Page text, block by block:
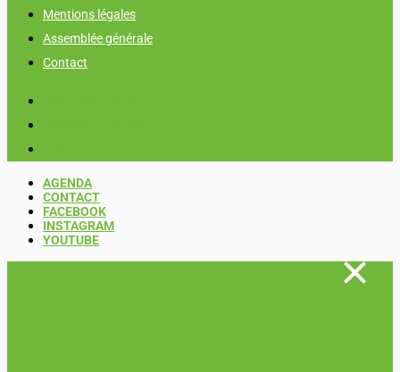
Mentions légales
Assemblée générale
Contact
AGENDA
CONTACT
FACEBOOK
INSTAGRAM
YOUTUBE